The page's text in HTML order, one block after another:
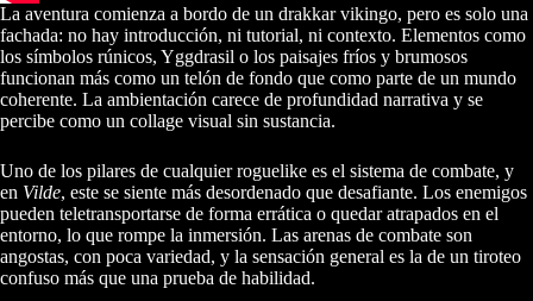
La aventura comienza a bordo de un drakkar vikingo, pero es solo una
fachada: no hay introducción, ni tutorial, ni contexto. Elementos como
los símbolos rúnicos, Yggdrasil o los paisajes fríos y brumosos
funcionan más como un telón de fondo que como parte de un mundo
coherente. La ambientación carece de profundidad narrativa y se
percibe como un collage visual sin sustancia.
Uno de los pilares de cualquier roguelike es el sistema de combate, y
en Vilde, este se siente más desordenado que desafiante. Los enemigos
pueden teletransportarse de forma errática o quedar atrapados en el
entorno, lo que rompe la inmersión. Las arenas de combate son
angostas, con poca variedad, y la sensación general es la de un tiroteo
confuso más que una prueba de habilidad.